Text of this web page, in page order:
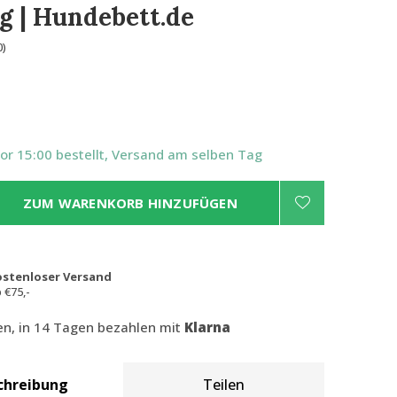
| Hundebett.de
15:00 bestellt, Versand am selben Tag
ZUM WARENKORB HINZUFÜGEN
Versand
€75,-
in 14 Tagen bezahlen mit Klarna
Teilen